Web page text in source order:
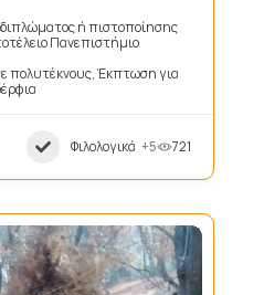
διπλώματος ή πιστοποίησης
Πανεπιστήμιο
πολυτέκνους, Έκπτωση για
Φιλολογικά +5 721